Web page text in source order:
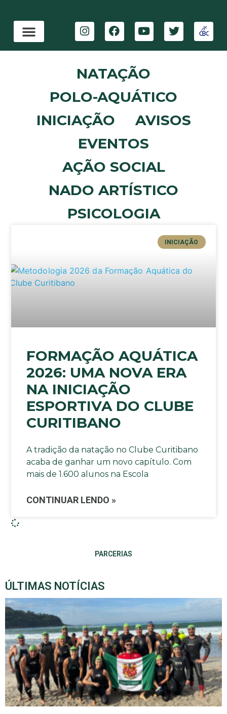
NATAÇÃO
POLO-AQUÁTICO
INICIAÇÃO
AVISOS
EVENTOS
AÇÃO SOCIAL
NADO ARTÍSTICO
PSICOLOGIA
INICIAÇÃO
FORMAÇÃO AQUÁTICA
2026: UMA NOVA ERA
NA INICIAÇÃO
ESPORTIVA DO CLUBE
CURITIBANO
A tradição da natação no Clube Curitibano
acaba de ganhar um novo capítulo. Com
mais de 1.600 alunos na Escola
CONTINUAR LENDO »
PARCERIAS
ÚLTIMAS NOTÍCIAS